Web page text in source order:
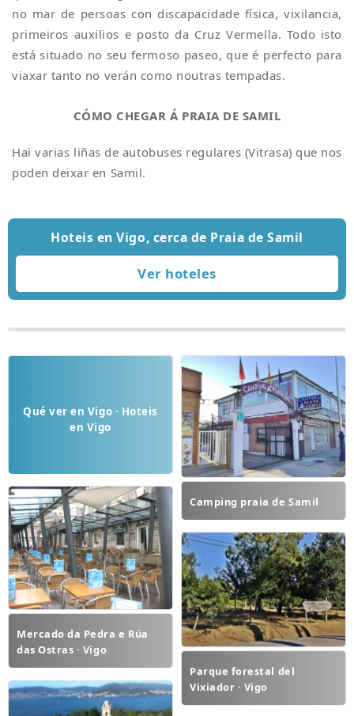
no mar de persoas con discapacidade física, vixilancia,
primeiros auxilios e posto da Cruz Vermella. Todo isto
está situado no seu fermoso paseo, que é perfecto para
viaxar tanto no verán como noutras tempadas.
CÓMO CHEGAR Á PRAIA DE SAMIL
Hai varias liñas de autobuses regulares (Vitrasa) que nos
poden deixar en Samil.
Hoteis en Vigo, cerca de Praia de Samil
Qué ver en Vigo · Hoteis
en Vigo
Camping praia de Samil
Mercado da Pedra e Rúa
das Ostras · Vigo
Parque forestal del
Vixiador · Vigo